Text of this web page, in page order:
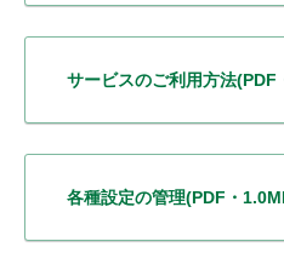
サービスのご利用方法(PDF
各種設定の管理(PDF・